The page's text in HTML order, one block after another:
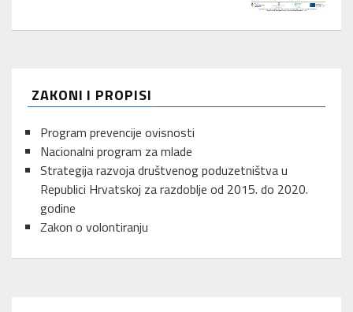
ZAKONI I PROPISI
Program prevencije ovisnosti
Nacionalni program za mlade
Strategija razvoja društvenog poduzetništva u
Republici Hrvatskoj za razdoblje od 2015. do 2020.
godine
Zakon o volontiranju